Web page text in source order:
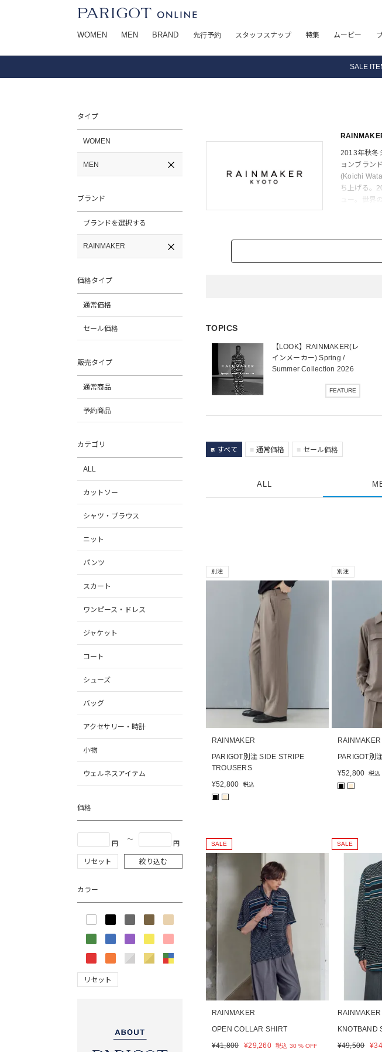
WOMEN MEN BRAND 先行予約 スタッフスナップ 特集 ムービー
全国送料
タイプ
WOMEN
MEN
ブランド
ブランドを選択する
RAINMAKER
価格タイプ
通常価格
セール価格
販売タイプ
通常商品
予約商品
カテゴリ
ALL
カットソー
シャツ・ブラウス
ニット
パンツ
スカート
ワンピース・ドレス
ジャケット
コート
シューズ
バッグ
アクセサリー・時計
小物
ウェルネスアイテム
価格
円
〜
円
リセット 絞り込む
カラー
リセット
2013年秋冬
ョンブラン
(Koichi
ち上げる。
ュー。世界
TOPICS
【LOOK】RAINMAKER(レ
インメーカー) Spring /
Summer Collection 2026
FEATURE
すべて 通常価格 セール価格
ALL
別注
RAINMAKER
PARIGOT別注 SIDE STRIPE
TROUSERS
¥52,800 税込
■ ■
別注
RAINMAKER
PARIGOT別
¥52,800 税込
■ ■
SALE
RAINMAKER
OPEN COLLAR SHIRT
¥41,800 ¥29,260 税込 30 % OFF
SALE
RAINMAKER
KNOTBAND
¥49,500 ¥